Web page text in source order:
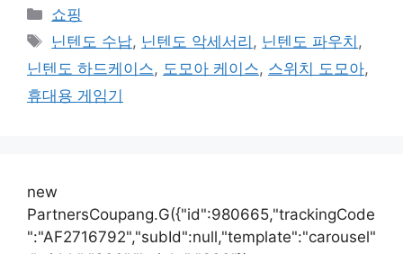
카
테
리
쇼핑
태
그
닌텐도 수납, 닌텐도 악세서리 , 닌텐도 파우치 ,
닌텐도 하드케이스, 도모아 케이스, 스위치 도모아,
휴대용 게임기
new
PartnersCoupang.G({"id":980665,"trackingCode
":"AF2716792","subId":null,"template":"carousel"